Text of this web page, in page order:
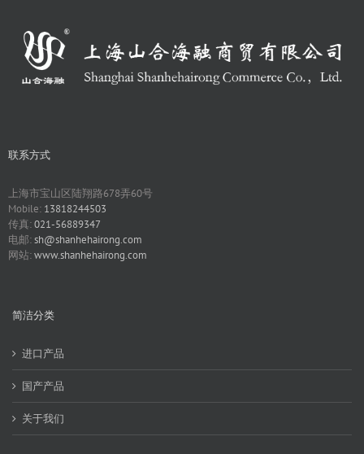
联系方式
上海市宝山区陆翔路678弄60号
Mobile: 13818244503
传真:021-56889347
电邮:sh@shanhehairong.com
网站:www.shanhehairong.com
简洁分类
进口产品
国产产品
关于我们